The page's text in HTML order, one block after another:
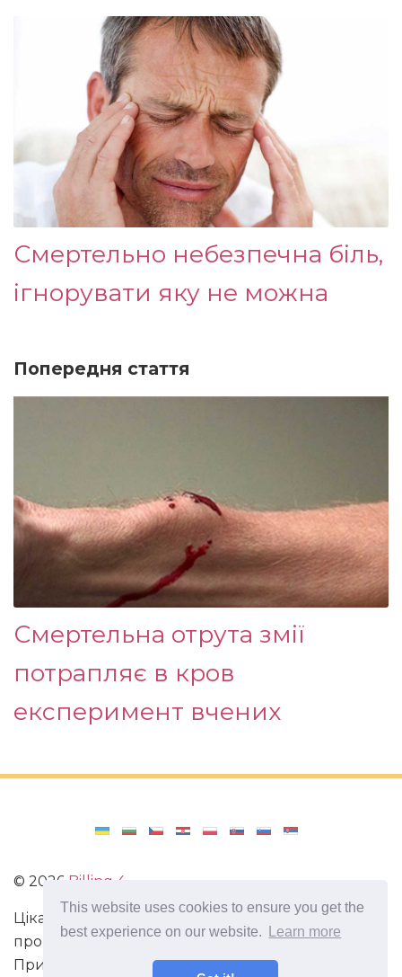
This website uses cookies to ensure you get the
best experience on our website.
Learn more
Смертельно небезпечна біль,
ігнорувати яку не можна
Попередня стаття
Смертельна отрута змії
потрапляє в кров
експеримент вчених
© 2026 Billing 4
Цікаві та захоплюючі факти з усього світу. Статті
про виживання в непередбачених ситуаціях.
Пригоди, маршрути і спосіб життя сучасного